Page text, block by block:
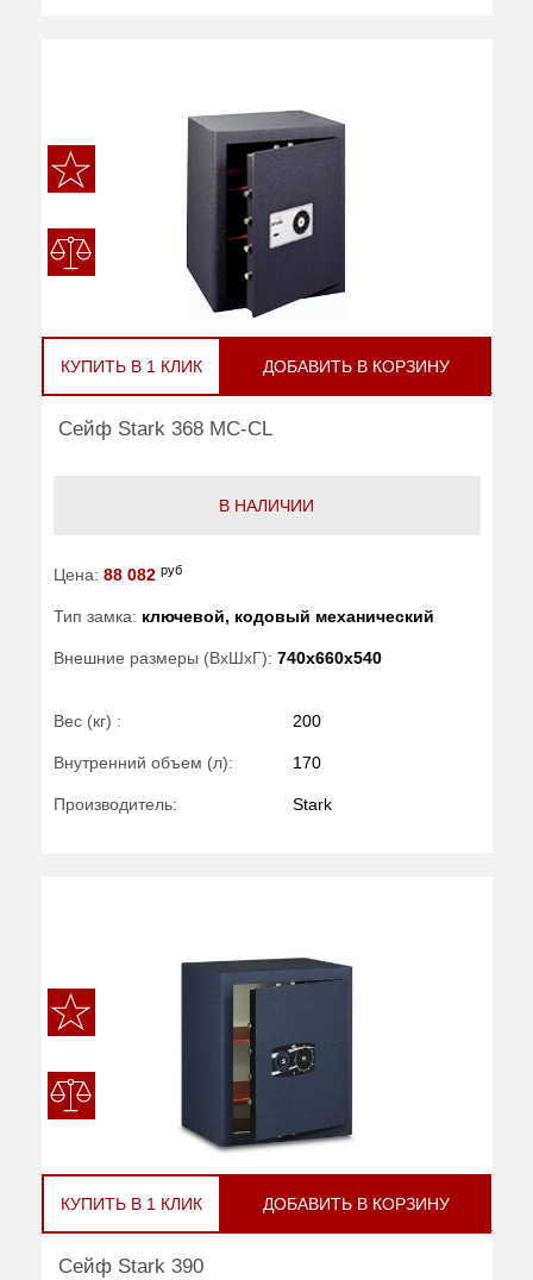
КУПИТЬ В 1 КЛИК ДОБАВИТЬ В КОРЗИНУ
Сейф Stark 368 MC-CL
В НАЛИЧИИ
Цена: 88 082 руб
Тип замка: ключевой, кодовый механический
Внешние размеры (ВхШхГ): 740x660x540
Вес (кг) : 200
Внутренний объем (л): 170
Производитель: Stark
КУПИТЬ В 1 КЛИК ДОБАВИТЬ В КОРЗИНУ
Сейф Stark 390